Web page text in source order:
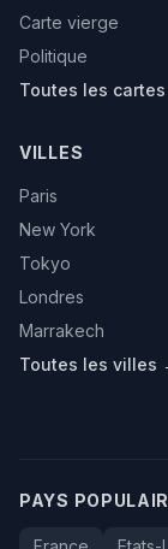
Carte vierge
Politique
Toutes les
VILLES
Paris
New York
Tokyo
Londres
Marrakech
Toutes les villes
PAYS